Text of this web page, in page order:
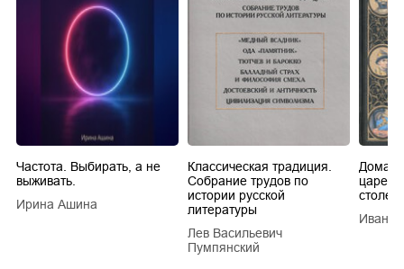
Частота. Выбирать, а не
выживать.
Ирина Ашина
Классическая традиция.
Собрание трудов по
истории русской
литературы
Лев Васильевич
Пумпянский
царей
Иван